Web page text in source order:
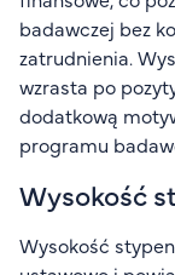
badawczej bez
zatrudnienia.
wzrasta po
dodatkową
programu
Wysokość
Wysokość